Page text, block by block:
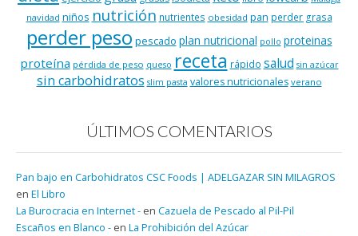
navidad niños nutrición nutrientes obesidad pan perder grasa
perder peso pescado plan nutricional pollo proteinas
proteína pérdida de peso queso receta rápido salud sin azúcar
sin carbohidratos slim pasta valores nutricionales verano
ÚLTIMOS COMENTARIOS
Pan bajo en Carbohidratos CSC Foods | ADELGAZAR SIN MILAGROS
en El Libro
La Burocracia en Internet - en Cazuela de Pescado al Pil-Pil
Escaños en Blanco - en La Prohibición del Azúcar